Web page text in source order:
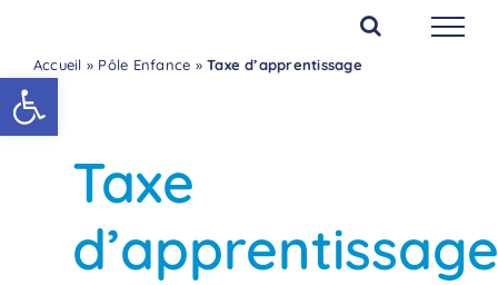
Ouvrir la barre d’outils
contenu
Accueil » Pôle Enfance »Taxe d’apprentissage
Taxe
d’apprentissage